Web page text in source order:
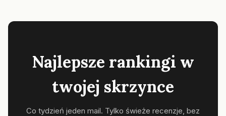
Najlepsze rankingi w
twojej skrzynce
Co tydzień jeden mail. Tylko świeże recenzje, bez